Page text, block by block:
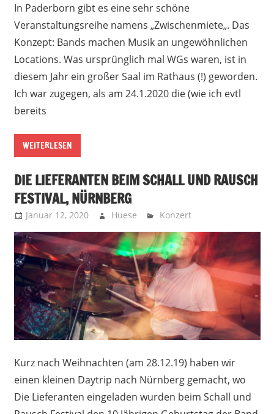
In Paderborn gibt es eine sehr schöne
Veranstaltungsreihe namens „Zwischenmiete„. Das
Konzept: Bands machen Musik an ungewöhnlichen
Locations. Was ursprünglich mal WGs waren, ist in
diesem Jahr ein großer Saal im Rathaus (!) geworden.
Ich war zugegen, als am 24.1.2020 die (wie ich evtl
bereits
WEITERLESEN
DIE LIEFERANTEN BEIM SCHALL UND RAUSCH
FESTIVAL, NÜRNBERG
Januar 12, 2020 Huese Konzert
Kurz nach Weihnachten (am 28.12.19) haben wir
einen kleinen Daytrip nach Nürnberg gemacht, wo
Die Lieferanten eingeladen wurden beim Schall und